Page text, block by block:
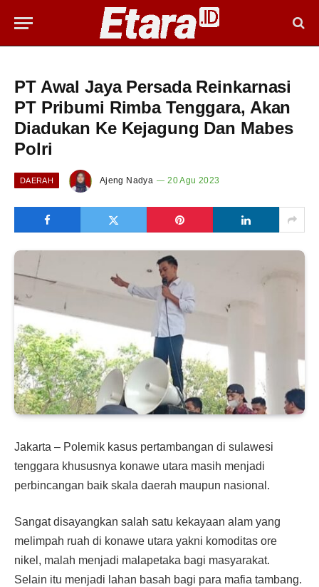
PT Awal Jaya Persada Reinkarnasi
PT Pribumi Rimba Tenggara, Akan
Diadukan Ke Kejagung Dan Mabes
Polri
DAERAH Ajeng Nadya 20 Agu 2023
Jakarta – Polemik kasus pertambangan di sulawesi
tenggara khususnya konawe utara masih menjadi
perbincangan baik skala daerah maupun nasional.
Sangat disayangkan salah satu kekayaan alam yang
melimpah ruah di konawe utara yakni komoditas ore
nikel, malah menjadi malapetaka bagi masyarakat.
Selain itu menjadi lahan basah bagi para mafia tambang.